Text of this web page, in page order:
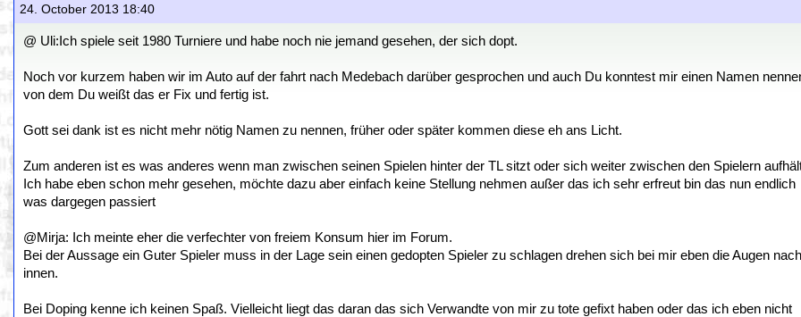
24. October 2013 18:40
@ Uli:Ich spiele seit 1980 Turniere und habe noch nie jemand gesehen, der sich dopt.
Noch vor kurzem haben wir im Auto auf der fahrt nach Medebach darüber gesprochen und auch Du konntest mir einen Namen
von dem Du weißt das er Fix und fertig ist.
Gott sei dank ist es nicht mehr nötig Namen zu nennen, früher oder später kommen diese eh ans Licht.
Zum anderen ist es was anderes wenn man zwischen seinen Spielen hinter der TL sitzt oder sich weiter zwischen den Spielern
Ich habe eben schon mehr gesehen, möchte dazu aber einfach keine Stellung nehmen außer das ich sehr erfreut bin das nun endlich
was dargegen passiert
@Mirja: Ich meinte eher die verfechter von freiem Konsum hier im Forum.
Bei der Aussage ein Guter Spieler muss in der Lage sein einen gedopten Spieler zu schlagen drehen sich bei mir eben die Augen nach
innen.
Bei Doping kenne ich keinen Spaß. Vielleicht liegt das daran das sich Verwandte von mir zu tote gefixt haben oder das ich eben nicht